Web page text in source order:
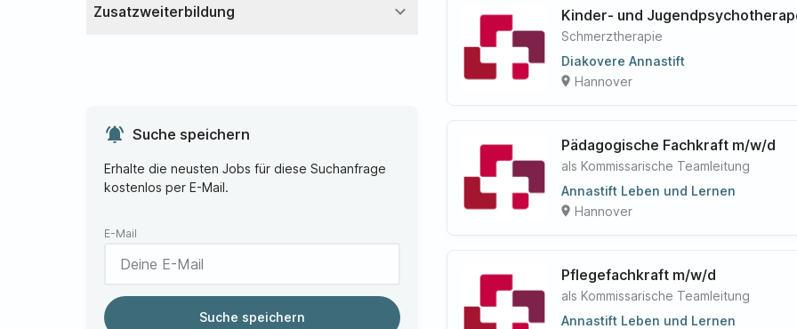
Zusatzweiterbildung expand_more
notifications_active Suche speichern
Erhalte die neusten Jobs für diese Suchanfrage
kostenlos per E-Mail.
E-Mail
Suche speichern
Kinder- und
Schmerztherapie
Diakovere Annastift
place Hannover
Pädagogische Fachkraft m/w/d
als Kommissarische Teamleitung
Annastift Leben und Lernen
place Hannover
Pflegefachkraft m/w/d
als Kommissarische Teamleitung
Annastift Leben und Lernen